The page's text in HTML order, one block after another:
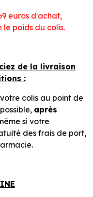
euros d'achat,
le poids du colis.
de la livraison
:
colis au point de
après
si votre
des frais de port,